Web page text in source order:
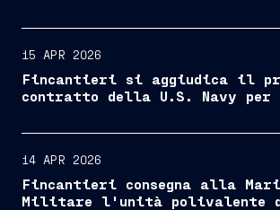
a LNG
15 APR 2026
Fincantieri si aggiudica il
contratto della U.S. Navy
14 APR 2026
Fincantieri consegna alla
Militare l'unità polivalente